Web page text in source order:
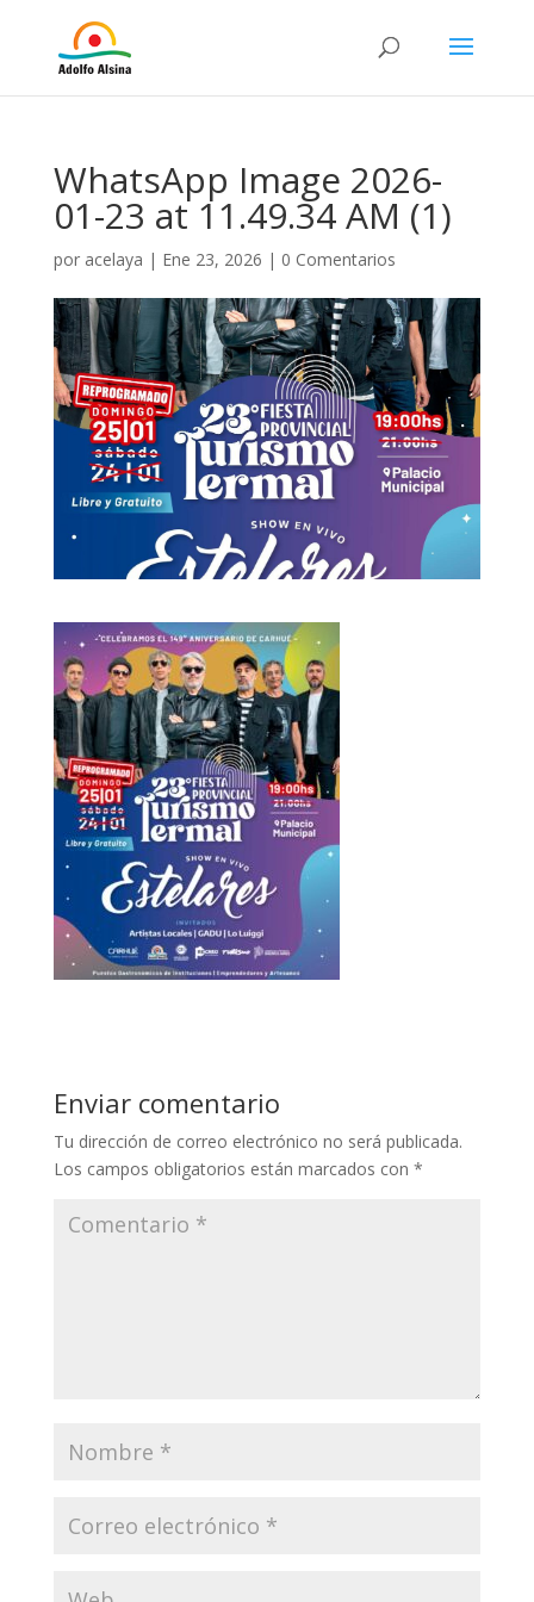
WhatsApp Image 2026-
01-23 at 11.49.34 AM (1)
por acelaya | Ene 23, 2026 | 0 Comentarios
Enviar comentario
Tu dirección de correo electrónico no será publicada.
Los campos obligatorios están marcados con *